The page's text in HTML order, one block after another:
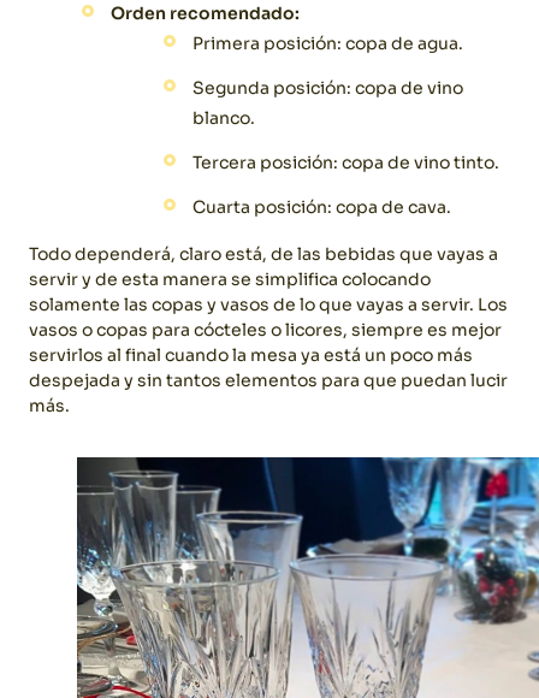
Orden recomendado:
Primera posición: copa de agua.
Segunda posición: copa de vino
blanco.
Tercera posición: copa de vino tinto.
Cuarta posición: copa de cava.
Todo dependerá, claro está, de las bebidas que vayas a
servir y de esta manera se simplifica colocando
solamente las copas y vasos de lo que vayas a servir. Los
vasos o copas para cócteles o licores, siempre es mejor
servirlos al final cuando la mesa ya está un poco más
despejada y sin tantos elementos para que puedan lucir
más.